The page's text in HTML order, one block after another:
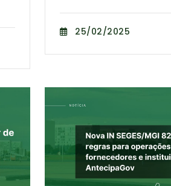
25/02/2025